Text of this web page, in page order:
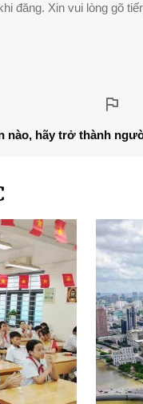
đăng. Xin vui lòng gõ
nào, hãy trở thành